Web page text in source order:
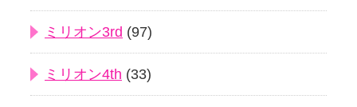
ミリオン3rd (97)
ミリオン4th (33)